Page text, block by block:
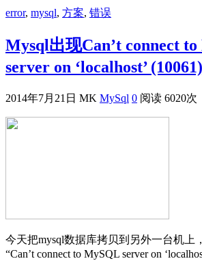
error, mysql, 方案, 错误
Mysql出现Can’t connect
server on ‘localhost’
2014年7月21日 MK MySql 0 阅读 6020次
今天把mysql数据库拷贝到另外一台机上
“Can’t connect to MySQL server on